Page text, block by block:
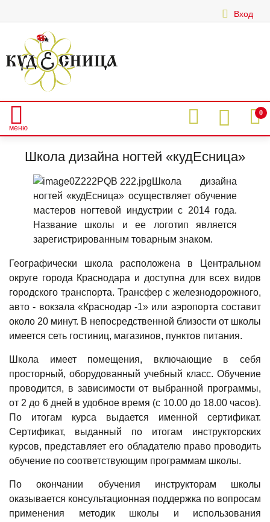
Вход
меню
0
Школа дизайна ногтей «кудЕсница»
Школа дизайна
ногтей «кудЕсница» осуществляет обучение
мастеров ногтевой индустрии с 2014 года.
Название школы и ее логотип является
зарегистрированным товарным знаком.
Географически школа расположена в Центральном
округе города Краснодара и доступна для всех видов
городского транспорта. Трансфер с железнодорожного,
авто - вокзала «Краснодар -1» или аэропорта составит
около 20 минут. В непосредственной близости от школы
имеется сеть гостиниц, магазинов, пунктов питания.
Школа имеет помещения, включающие в себя
просторный, оборудованный учебный класс. Обучение
проводится, в зависимости от выбранной программы,
от 2 до 6 дней в удобное время (с 10.00 до 18.00 часов).
По итогам курса выдается именной сертификат.
Сертификат, выданный по итогам инструкторских
курсов, представляет его обладателю право проводить
обучение по соответствующим программам школы.
По окончании обучения инструкторам школы
оказывается консультационная поддержка по вопросам
применения методик школы и использования